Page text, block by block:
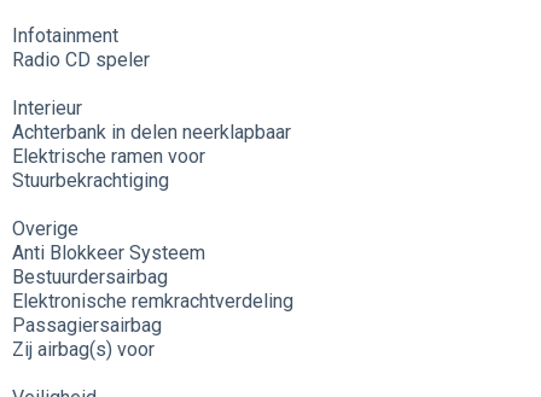
Infotainment
Radio CD speler
Interieur
Achterbank in delen neerklapbaar
Elektrische ramen voor
Stuurbekrachtiging
Overige
Anti Blokkeer Systeem
Bestuurdersairbag
Elektronische remkrachtverdeling
Passagiersairbag
Zij airbag(s) voor